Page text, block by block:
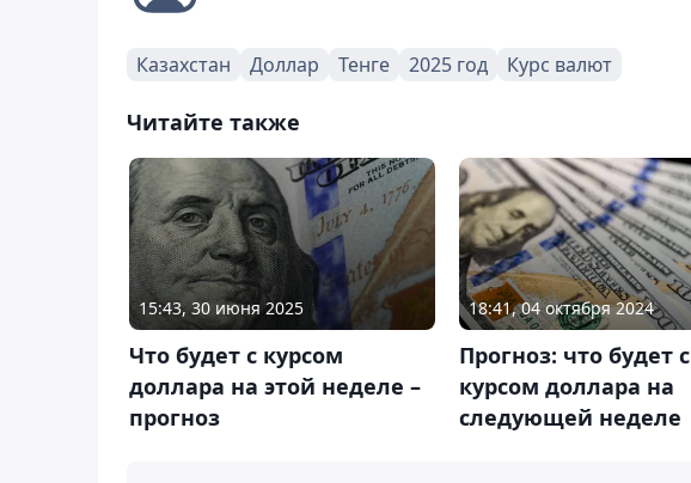
Казахстан Доллар Тенге 2025 год Курс валют
Читайте также
15:43, 30 июня 2025
Что будет с курсом
доллара на этой неделе –
прогноз
18:41, 04 октября 2024
Прогноз: что будет с
курсом доллара на
следующей неделе